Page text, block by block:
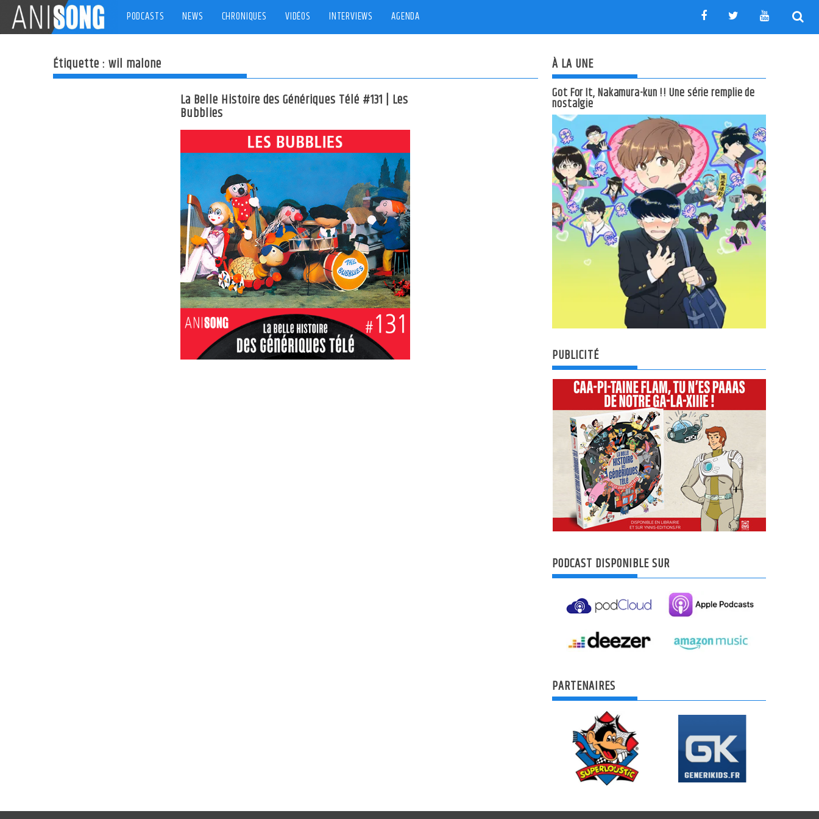
content
PODCASTS NEWS CHRONIQUES VIDÉOS INTERVIEWS AGENDA
Étiquette : wil malone
La Belle Histoire des Génériques Télé #131 | Les
Bubblies
À LA UNE
Got For It, Nakamura-kun !! Une série remplie de
nostalgie
PUBLICITÉ
PODCAST DISPONIBLE SUR
PARTENAIRES